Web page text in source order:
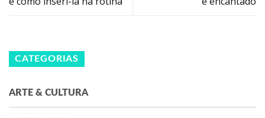
CATEGORIAS
ARTE & CULTURA